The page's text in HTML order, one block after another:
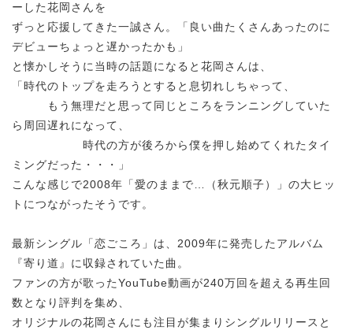
ーした花岡さんを
ずっと応援してきた一誠さん。「良い曲たくさんあったのに
デビューちょっと遅かったかも」
と懐かしそうに当時の話題になると花岡さんは、
「時代のトップを走ろうとすると息切れしちゃって、
もう無理だと思って同じところをランニングしていた
ら周回遅れになって、
時代の方が後ろから僕を押し始めてくれたタイ
ミングだった・・・」
こんな感じで2008年「愛のままで…（秋元順子）」の大ヒッ
トにつながったそうです。
最新シングル「恋ごころ」は、2009年に発売したアルバム
『寄り道』に収録されていた曲。
ファンの方が歌ったYouTube動画が240万回を超える再生回
数となり評判を集め、
オリジナルの花岡さんにも注目が集まりシングルリリースと